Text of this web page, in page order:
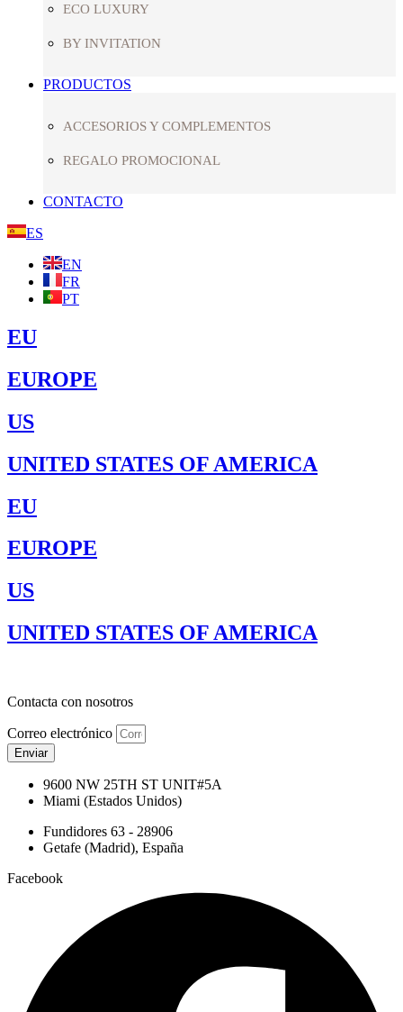
ECO LUXURY
BY INVITATION
PRODUCTOS
ACCESORIOS Y COMPLEMENTOS
REGALO PROMOCIONAL
CONTACTO
ES
EN
FR
PT
EU
EUROPE
US
UNITED STATES OF AMERICA
EU
EUROPE
US
UNITED STATES OF AMERICA
Contacta con nosotros
Correo electrónico
Enviar
9600 NW 25TH ST UNIT#5A
Miami (Estados Unidos)
Fundidores 63 - 28906
Getafe (Madrid), España
Facebook